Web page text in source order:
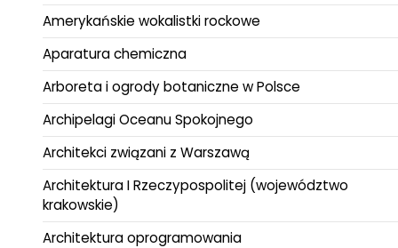
Amerykańskie wokalistki rockowe
Aparatura chemiczna
Arboreta i ogrody botaniczne w Polsce
Archipelagi Oceanu Spokojnego
Architekci związani z Warszawą
Architektura I Rzeczypospolitej (województwo
krakowskie)
Architektura oprogramowania